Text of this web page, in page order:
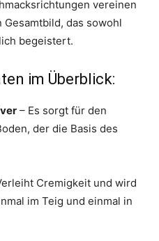
vereinen
das sowohl
begeistert.
im Überblick:
– Es sorgt für den
der die Basis des
Cremigkeit und wird
im Teig und einmal in